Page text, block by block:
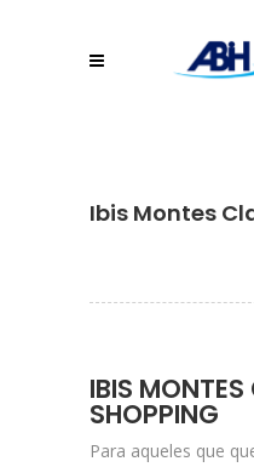
Ibis Montes
IBIS MONTES
SHOPPING
Para aqueles que